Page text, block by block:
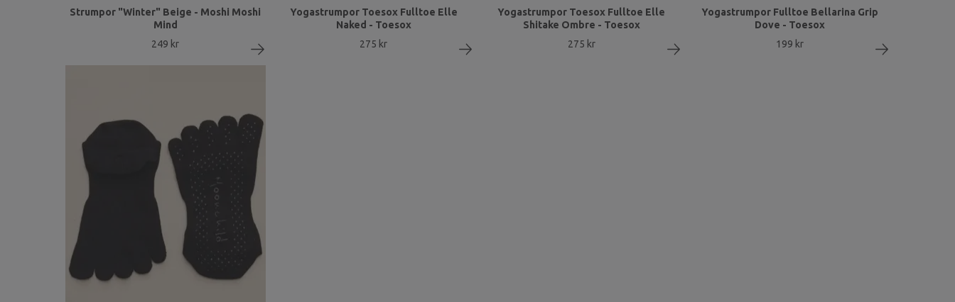
Strumpor "Winter" Beige - Moshi Moshi
Mind
249 kr
Yogastrumpor Toesox Fulltoe Elle
Naked - Toesox
275 kr
Yogastrumpor Toesox Fulltoe Elle
Shitake Ombre - Toesox
275 kr
Yogastrumpor Fulltoe Bellarina Grip
Dove - Toesox
199 kr